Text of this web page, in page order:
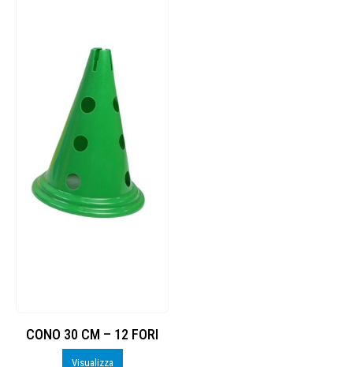
CONO 30 CM – 12 FORI
Visualizza